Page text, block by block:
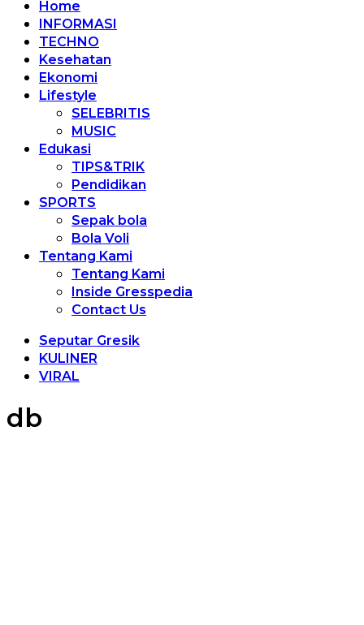
Home
INFORMASI
TECHNO
Kesehatan
Ekonomi
Lifestyle
SELEBRITIS
MUSIC
Edukasi
TIPS&TRIK
Pendidikan
SPORTS
Sepak bola
Bola Voli
Tentang Kami
Tentang Kami
Inside Gresspedia
Contact Us
Seputar Gresik
KULINER
VIRAL
db